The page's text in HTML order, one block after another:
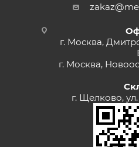
г. Москва,
г. Москва,
г. Щелково,